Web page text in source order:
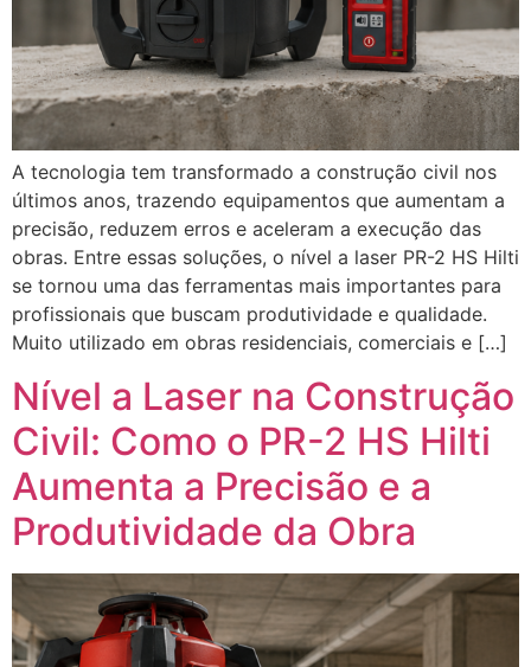
A tecnologia tem transformado a construção civil nos
últimos anos, trazendo equipamentos que aumentam a
precisão, reduzem erros e aceleram a execução das
obras. Entre essas soluções, o nível a laser PR-2 HS Hilti
se tornou uma das ferramentas mais importantes para
profissionais que buscam produtividade e qualidade.
Muito utilizado em obras residenciais, comerciais e […]
Nível a Laser na Construção
Civil: Como o PR-2 HS Hilti
Aumenta a Precisão e a
Produtividade da Obra